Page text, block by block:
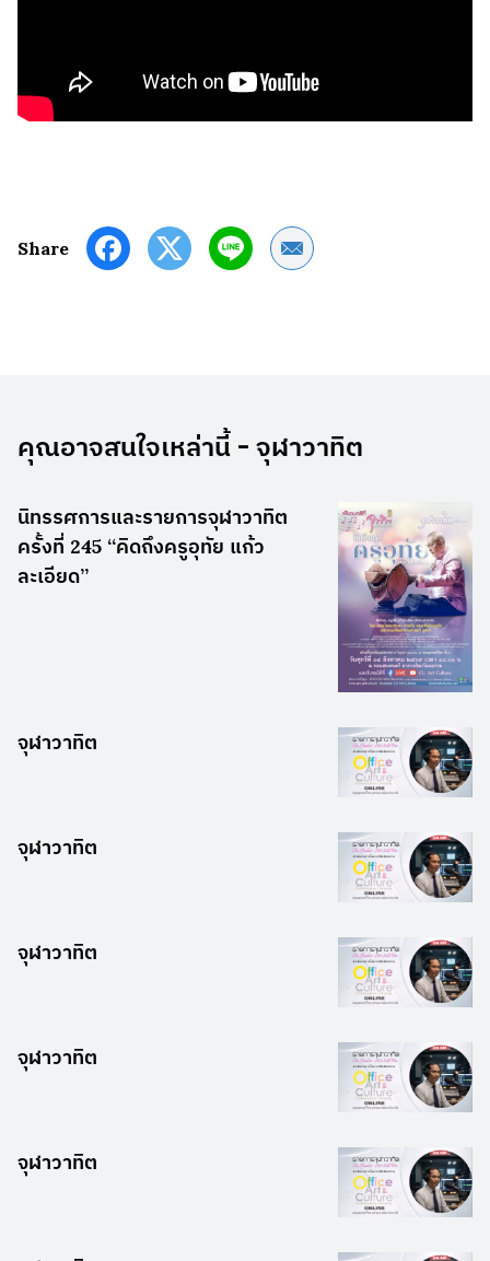
Share Share by Email
คุณอาจสนใจเหล่านี้ - จุฬาวาทิต
นิทรรศการและรายการจุฬาวาทิต
ครั้งที่ 245 “คิดถึงครูอุทัย แก้ว
ละเอียด”
จุฬาวาทิต
จุฬาวาทิต
จุฬาวาทิต
จุฬาวาทิต
จุฬาวาทิต